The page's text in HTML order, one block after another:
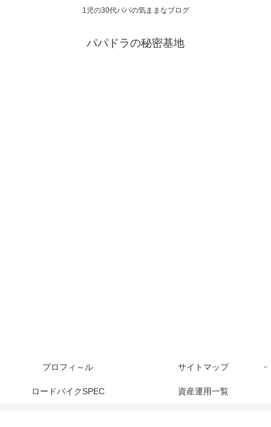
1児の30代パパの気ままなブログ
パパドラの秘密基地
プロフィ～ル サイトマップ
ロードバイクSPEC 資産運用一覧